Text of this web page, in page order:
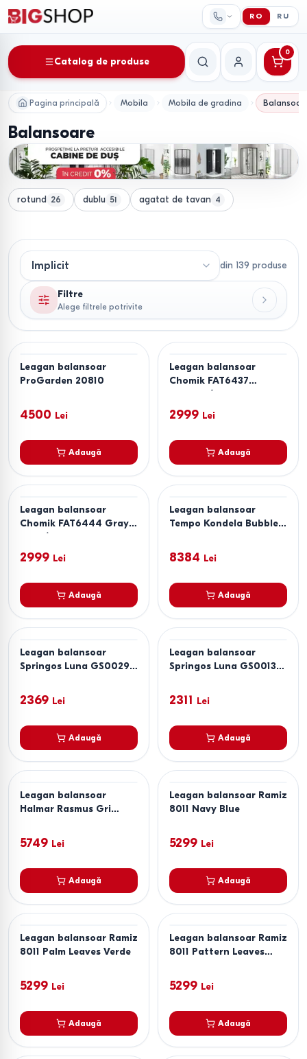
RO RU
Catalog de produse
CăutareContul meu
0
Pagina principală Mobila Mobila de gradina
Balansoare
rotund 26 dublu 51 agatat de tavan 4
din 139 produse
Filtre
Alege filtrele potrivite
Leagan balansoar
ProGarden 20810
4500 Lei
Adaugă
Leagan balansoar
Chomik FAT6437
Natural/Black
2999 Lei
Adaugă
Leagan balansoar
Chomik FAT6444 Gray
Dark/Gray Light
2999 Lei
Adaugă
Leagan balansoar
Tempo Kondela Bubble
8384 Lei
Adaugă
Leagan balansoar
Springos Luna GS0029
2369 Lei
Adaugă
Leagan balansoar
Springos Luna GS0013
2311 Lei
Adaugă
Leagan balansoar
Halmar Rasmus Gri
5749 Lei
Adaugă
Leagan balansoar Ramiz
8011 Navy Blue
5299 Lei
Adaugă
Leagan balansoar Ramiz
8011 Palm Leaves Verde
5299 Lei
Adaugă
Leagan balansoar Ramiz
8011 Pattern Leaves
5299 Lei
Adaugă